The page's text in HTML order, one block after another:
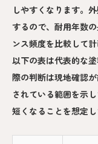
しやすくなります。
するので、耐用年数
ンス頻度を比較して
以下の表は代表的な
際の判断は現地確認
されている範囲を示
短くなることを想定し